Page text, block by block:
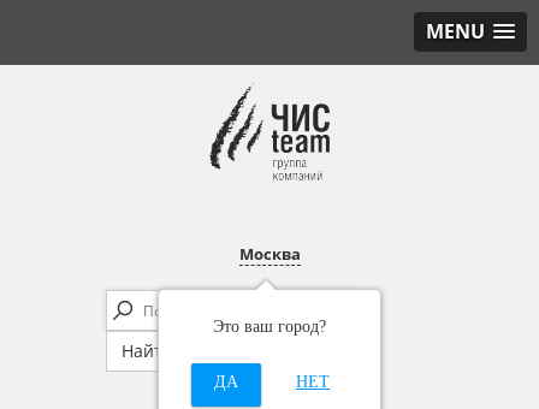
MENU
Москва
Это ваш город?
ДА НЕТ